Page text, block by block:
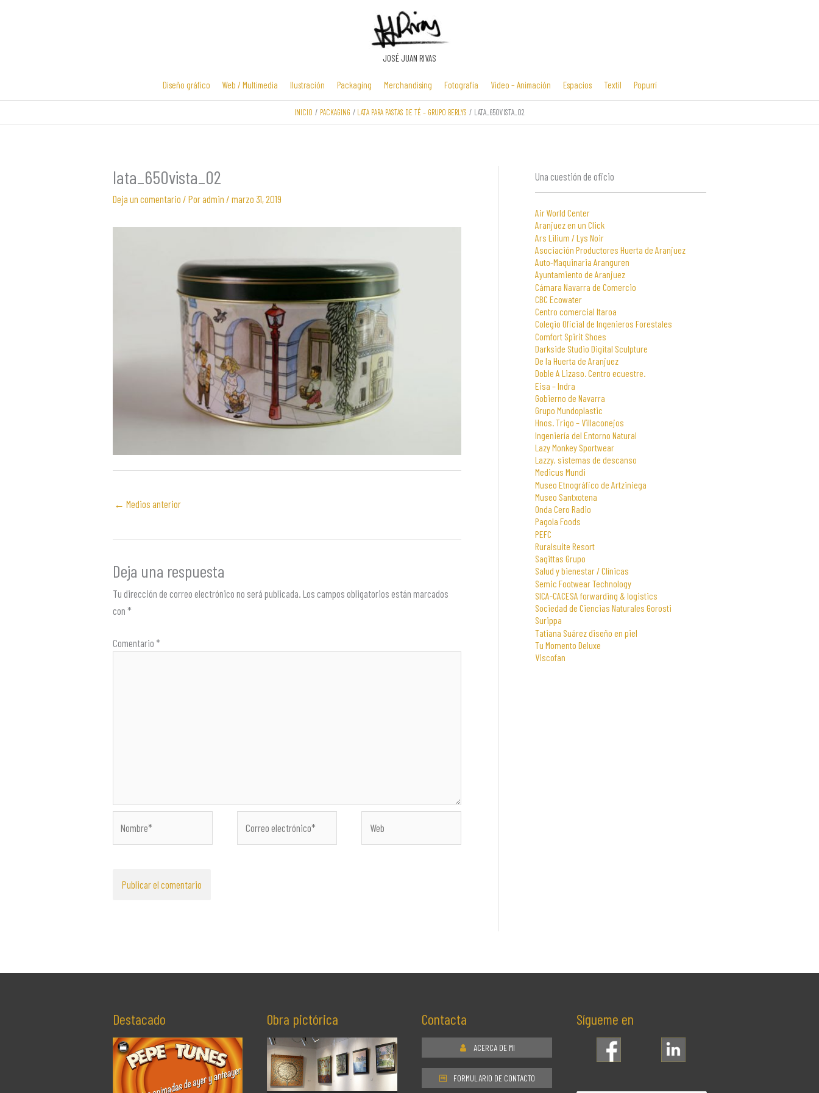
JOSÉ JUAN RIVAS
Diseño gráfico
Identidad
Web / Multimedia
Diseño y
Manuales y
Ilustración Packaging Merchandising Fotografía Video – Animación Espacios Textil Popurrí
INICIO PACKAGING LATA PARA PASTAS DE TÉ – GRUPO BERLYS LATA_650VISTA_02
lata_650vista_02
Deja un comentario / Poradmin / marzo 31, 2019
← Medios anterior
Deja una respuesta
Tu dirección de correo electrónico no será publicada. Los campos obligatorios están marcados
con *
Comentario *
electrónico*
Una cuestión de oficio
Air World Center
Aranjuez en un Click
Ars Lilium / Lys Noir
Asociación Productores Huerta de Aranjuez
Auto-Maquinaria Aranguren
Ayuntamiento de Aranjuez
Cámara Navarra de Comercio
CBC Ecowater
Centro comercial Itaroa
Colegio Oficial de Ingenieros Forestales
Comfort Spirit Shoes
Darkside Studio Digital Sculpture
De la Huerta de Aranjuez
Doble A Lizaso. Centro ecuestre.
Eisa – Indra
Gobierno de Navarra
Grupo Mundoplastic
Hnos. Trigo – Villaconejos
Ingeniería del Entorno Natural
Lazy Monkey Sportwear
Lazzy, sistemas de descanso
Medicus Mundi
Museo Etnográfico de Artziniega
Museo Santxotena
Onda Cero Radio
Pagola Foods
PEFC
Ruralsuite Resort
Sagittas Grupo
Salud y bienestar / Clínicas
Semic Footwear Technology
SICA-CACESA forwarding & logistics
Sociedad de Ciencias Naturales Gorosti
Surippa
Tatiana Suárez diseño en piel
Tu Momento Deluxe
Viscofan
Destacado Obra pictórica Contacta
ACERCA DE MI
FORMULARIO DE CONTACTO
Sígueme en